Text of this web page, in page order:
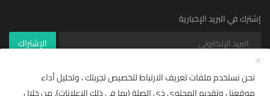
إشترك في البريد الإخبارية
الإشتراك
نحن نستخدم ملفات تعريف الارتباط لتخصيص تجربتك ، وتحليل أداء